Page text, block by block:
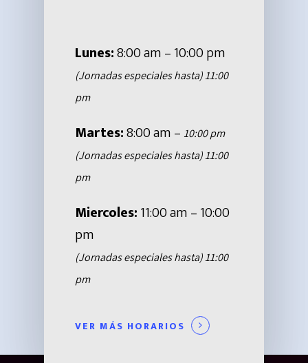
Lunes:8:00 am – 10:00 pm
(Jornadas especiales hasta) 11:00
pm
Martes:8:00 am – 10:00 pm
(Jornadas especiales hasta) 11:00
pm
Miercoles:11:00 am – 10:00
pm
(Jornadas especiales hasta) 11:00
pm
VER MÁS HORARIOS
Clases Para Niños
Cabaret
Conoce El Mulato
Cabaret
DIRECCIÓN:
Cedro
557 6534